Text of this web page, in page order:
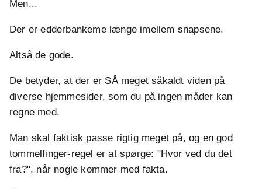
Men...
Der er edderbankeme længe imellem snapsene.
Altså de gode.
De betyder, at der er SÅ meget såkaldt viden på
diverse hjemmesider, som du på ingen måder kan
regne med.
Man skal faktisk passe rigtig meget på, og en god
tommelfinger-regel er at spørge: "Hvor ved du det
fra?", når nogle kommer med fakta.